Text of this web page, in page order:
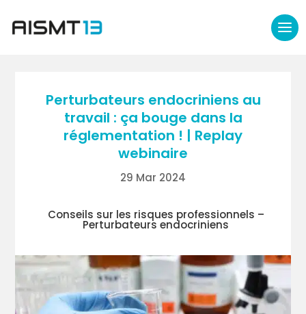
Perturbateurs endocriniens au
travail : ça bouge dans la
réglementation ! | Replay
webinaire
29 Mar 2024
Conseils sur les risques professionnels –
Perturbateurs endocriniens